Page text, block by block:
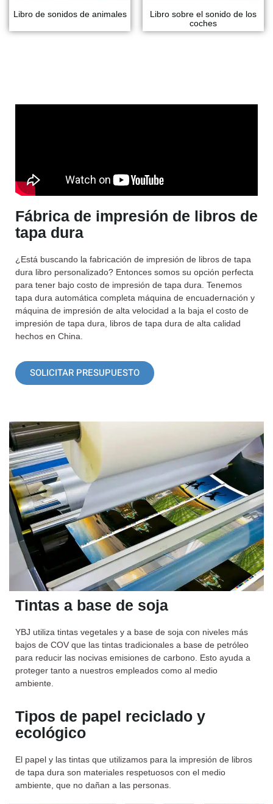
Libro de sonidos de animales
Libro sobre el sonido de los
coches
Fábrica de impresión de libros de
tapa dura
¿Está buscando la fabricación de impresión de libros de tapa
dura libro personalizado? Entonces somos su opción perfecta
para tener bajo costo de impresión de tapa dura. Tenemos
tapa dura automática completa máquina de encuadernación y
máquina de impresión de alta velocidad a la baja el costo de
impresión de tapa dura, libros de tapa dura de alta calidad
hechos en China.
SOLICITAR PRESUPUESTO
Tintas a base de soja
YBJ utiliza tintas vegetales y a base de soja con niveles más
bajos de COV que las tintas tradicionales a base de petróleo
para reducir las nocivas emisiones de carbono. Esto ayuda a
proteger tanto a nuestros empleados como al medio
ambiente.
Tipos de papel reciclado y
ecológico
El papel y las tintas que utilizamos para la impresión de libros
de tapa dura son materiales respetuosos con el medio
ambiente, que no dañan a las personas.